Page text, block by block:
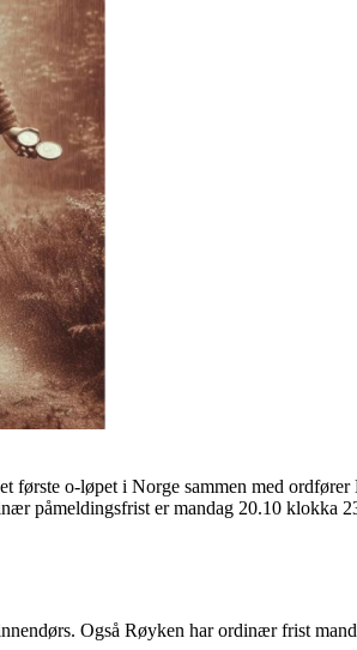
første o-løpet i Norge sammen med ordfører
påmeldingsfrist er mandag 20.10 klokka
Også Røyken har ordinær frist